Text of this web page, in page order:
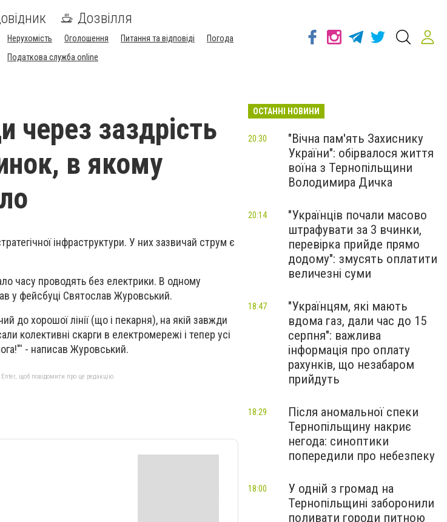
Дозвілля
Нерухомість Оголошення Питання та відповіді
Погода
Податкова служба online
через заздрість
в якому
інфраструктури. У них зазвичай струм є
часу проводять без електрики. В одному
у фейсбуці Святослав Журовський.
до хорошої лінії (що і пекарня), на якій завжди
колективні скарги в електромережі і тепер усі
- написав Журовський.
щоб повідомити про це редакцію
ОСТАННІ НОВИНИ
"Вічна пам'ять Захиснику
України": обірвалося життя
воїна з Тернопільщини
Володимира Дичка
20:30
"Українців почали масово
штрафувати за 3 вчинки,
перевірка прийде прямо
додому": змусять оплатити
величезні суми
20:14
"Українцям, які мають
вдома газ, дали час до 15
серпня": важлива
інформація про оплату
рахунків, що незабаром
прийдуть
18:47
Після аномальної спеки
Тернопільщину накриє
негода: синоптики
попередили про небезпеку
18:29
У одній з громад на
Тернопільщині заборонили
поливати городи питною
18:00